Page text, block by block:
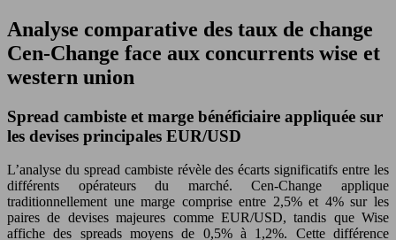
Analyse comparative des taux de change
Cen-Change face aux concurrents wise et
western union
Spread cambiste et marge bénéficiaire appliquée sur
les devises principales EUR/USD
L’analyse du spread cambiste révèle des écarts significatifs entre les
différents opérateurs du marché. Cen-Change applique
traditionnellement une marge comprise entre 2,5% et 4% sur les
paires de devises majeures comme EUR/USD, tandis que Wise
affiche des spreads moyens de 0,5% à 1,2%. Cette différence